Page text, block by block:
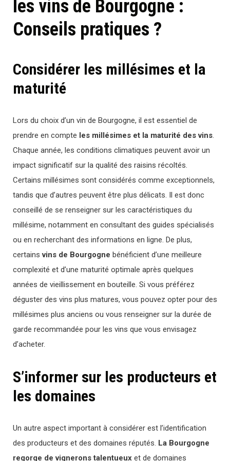
les vins de Bourgogne :
Conseils pratiques ?
Considérer les millésimes et la
maturité
Lors du choix d’un vin de Bourgogne, il est essentiel de
prendre en compte les millésimes et la maturité des vins.
Chaque année, les conditions climatiques peuvent avoir un
impact significatif sur la qualité des raisins récoltés.
Certains millésimes sont considérés comme exceptionnels,
tandis que d’autres peuvent être plus délicats. Il est donc
conseillé de se renseigner sur les caractéristiques du
millésime, notamment en consultant des guides spécialisés
ou en recherchant des informations en ligne. De plus,
certainsvins de Bourgogne bénéficient d’une meilleure
complexité et d’une maturité optimale après quelques
années de vieillissement en bouteille. Si vous préférez
déguster des vins plus matures, vous pouvez opter pour des
millésimes plus anciens ou vous renseigner sur la durée de
garde recommandée pour les vins que vous envisagez
d’acheter.
S’informer sur les producteurs et
les domaines
Un autre aspect important à considérer est l’identification
des producteurs et des domaines réputés. La Bourgogne
regorge de vignerons talentueux et de domaines